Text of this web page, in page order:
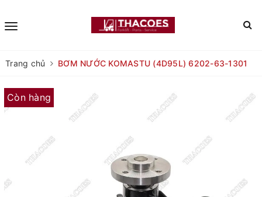
Trang chủ BƠM NƯỚC KOMASTU (4D95L) 6202-63-1301
Còn hàng